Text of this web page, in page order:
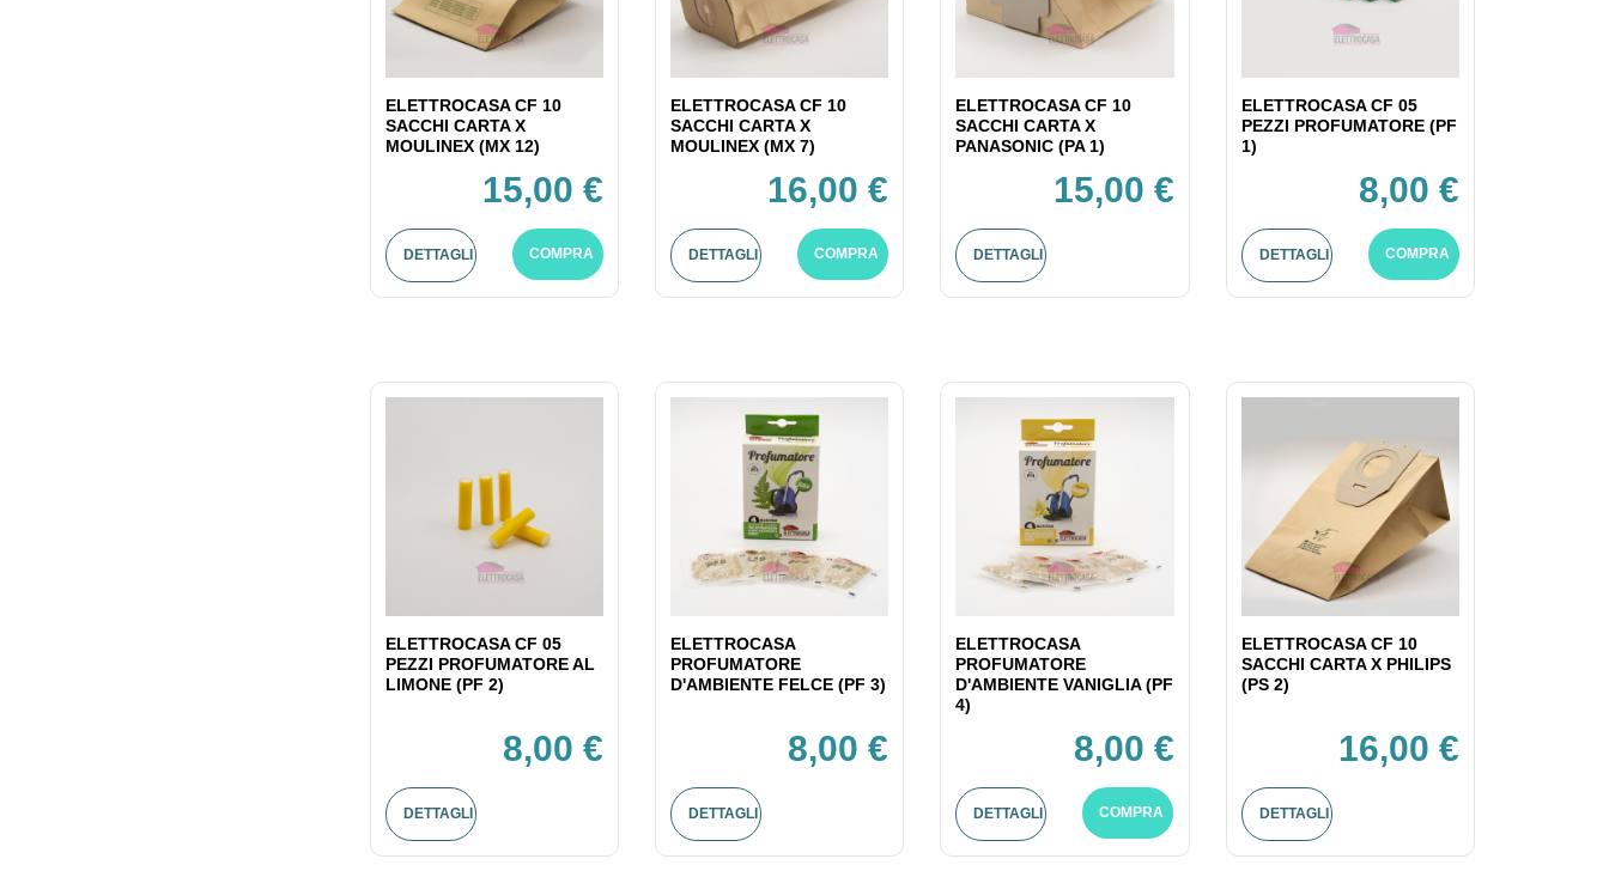
ELETTROCASA CF 10
SACCHI CARTA X
MOULINEX (MX 12)
15,00 €
DETTAGLI COMPRA
ELETTROCASA CF 10
SACCHI CARTA X
MOULINEX (MX 7)
16,00 €
DETTAGLI COMPRA
ELETTROCASA CF 10
SACCHI CARTA X
PANASONIC (PA 1)
15,00 €
DETTAGLI
ELETTROCASA CF 05
PEZZI PROFUMATORE (PF
1)
8,00 €
DETTAGLI COMPRA
ELETTROCASA CF 05
PEZZI PROFUMATORE AL
LIMONE (PF 2)
8,00 €
DETTAGLI
ELETTROCASA
PROFUMATORE
D'AMBIENTE FELCE (PF 3)
8,00 €
DETTAGLI
ELETTROCASA
PROFUMATORE
D'AMBIENTE VANIGLIA (PF
4)
8,00 €
DETTAGLI COMPRA
ELETTROCASA CF 10
SACCHI CARTA X PHILIPS
(PS 2)
16,00 €
DETTAGLI